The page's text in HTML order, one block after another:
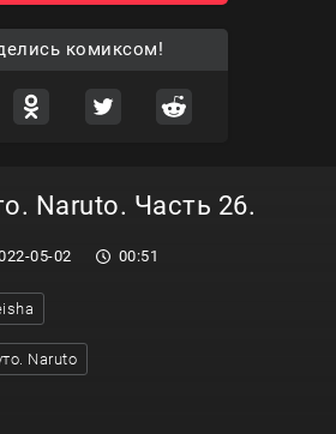
комиксом!
Naruto. Часть 26.
05-02 00:51
Naruto